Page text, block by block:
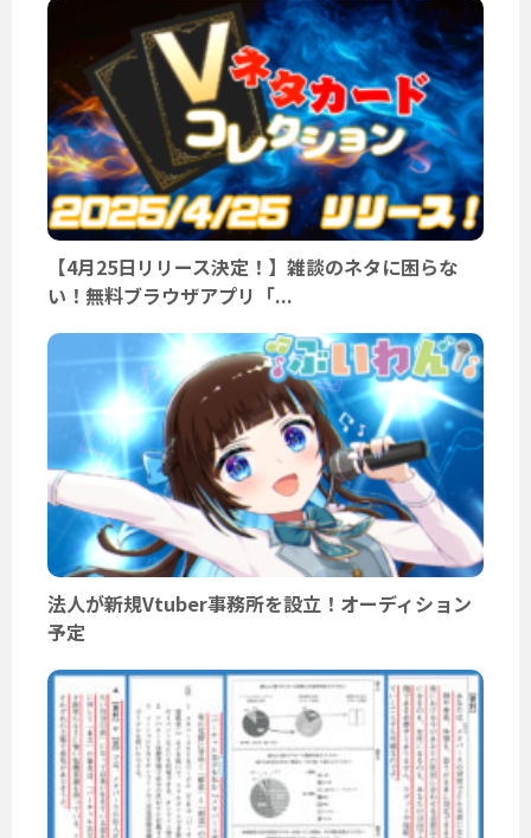
【4月25日リリース決定！】雑談のネタに困らな
い！無料ブラウザアプリ「...
法人が新規Vtuber事務所を設立！オーディション
予定